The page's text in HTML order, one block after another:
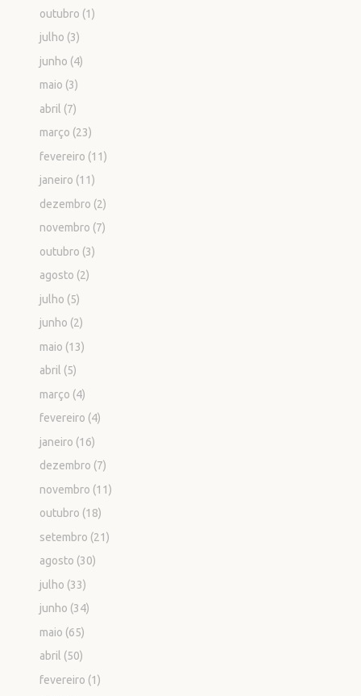
outubro (1)
julho (3)
junho (4)
maio (3)
abril (7)
março (23)
fevereiro (11)
janeiro (11)
dezembro (2)
novembro (7)
outubro (3)
agosto (2)
julho (5)
junho (2)
maio (13)
abril (5)
março (4)
fevereiro (4)
janeiro (16)
dezembro (7)
novembro (11)
outubro (18)
setembro (21)
agosto (30)
julho (33)
junho (34)
maio (65)
abril (50)
fevereiro (1)